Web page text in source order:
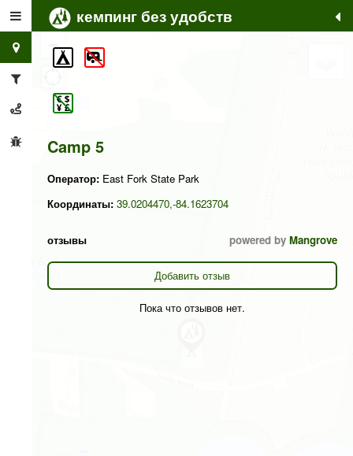
кемпинг без удобств
Camp 5
Оператор: East Fork State Park
Координаты: 39.0204470,-84.1623704
отзывы powered by Mangrove
Добавить отзыв
Пока что отзывов нет.
+
−